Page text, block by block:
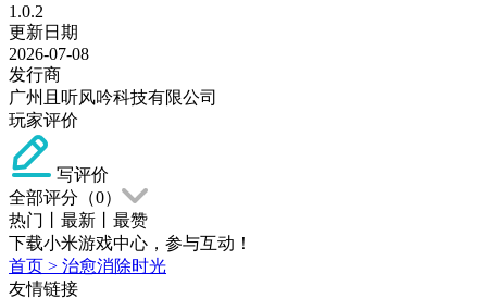
1.0.2
更新日期
2026-07-08
发行商
广州且听风吟科技有限公司
玩家评价
写评价
全部评分（0）
热门
最新
最赞
下载小米游戏中心，参与互动！
首页 > 治愈消除时光
友情链接